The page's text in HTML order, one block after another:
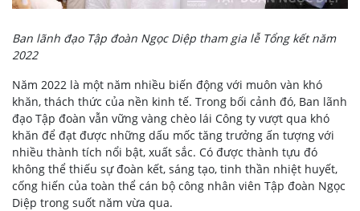
Ban lãnh đạo Tập đoàn Ngọc Diệp tham gia lễ Tổng kết năm
2022
Năm 2022 là một năm nhiều biến động với muôn vàn khó
khăn, thách thức của nền kinh tế. Trong bối cảnh đó, Ban lãnh
đạo Tập đoàn vẫn vững vàng chèo lái Công ty vượt qua khó
khăn để đạt được những dấu mốc tăng trưởng ấn tượng với
nhiều thành tích nổi bật, xuất sắc. Có được thành tựu đó
không thể thiếu sự đoàn kết, sáng tạo, tinh thần nhiệt huyết,
cống hiến của toàn thể cán bộ công nhân viên Tập đoàn Ngọc
Diệp trong suốt năm vừa qua.